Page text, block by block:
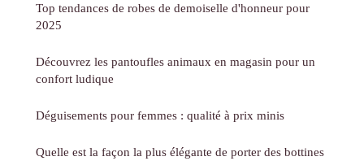
Top tendances de robes de demoiselle d'honneur pour
2025
Découvrez les pantoufles animaux en magasin pour un
confort ludique
Déguisements pour femmes : qualité à prix minis
Quelle est la façon la plus élégante de porter des bottines